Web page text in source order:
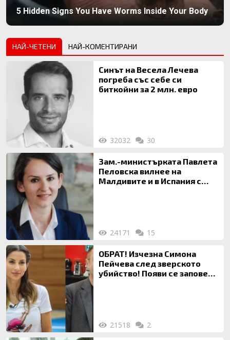
5 Hidden Signs You Have Worms Inside Your Body
НАЙ-ЧЕТЕНИ НАЙ-КОМЕНТИРАНИ
Синът на Весела Лечева
погреба със себе си
биткойни за 2 млн. евро
32032 30
Зам.-министърката Павлета
Пеловска вилнее на
Малдивите и в Испания с
24171 15
ОБРАТ! Изчезна Симона
Пейчева след зверското
убийство! Появи се заповед
21518 2